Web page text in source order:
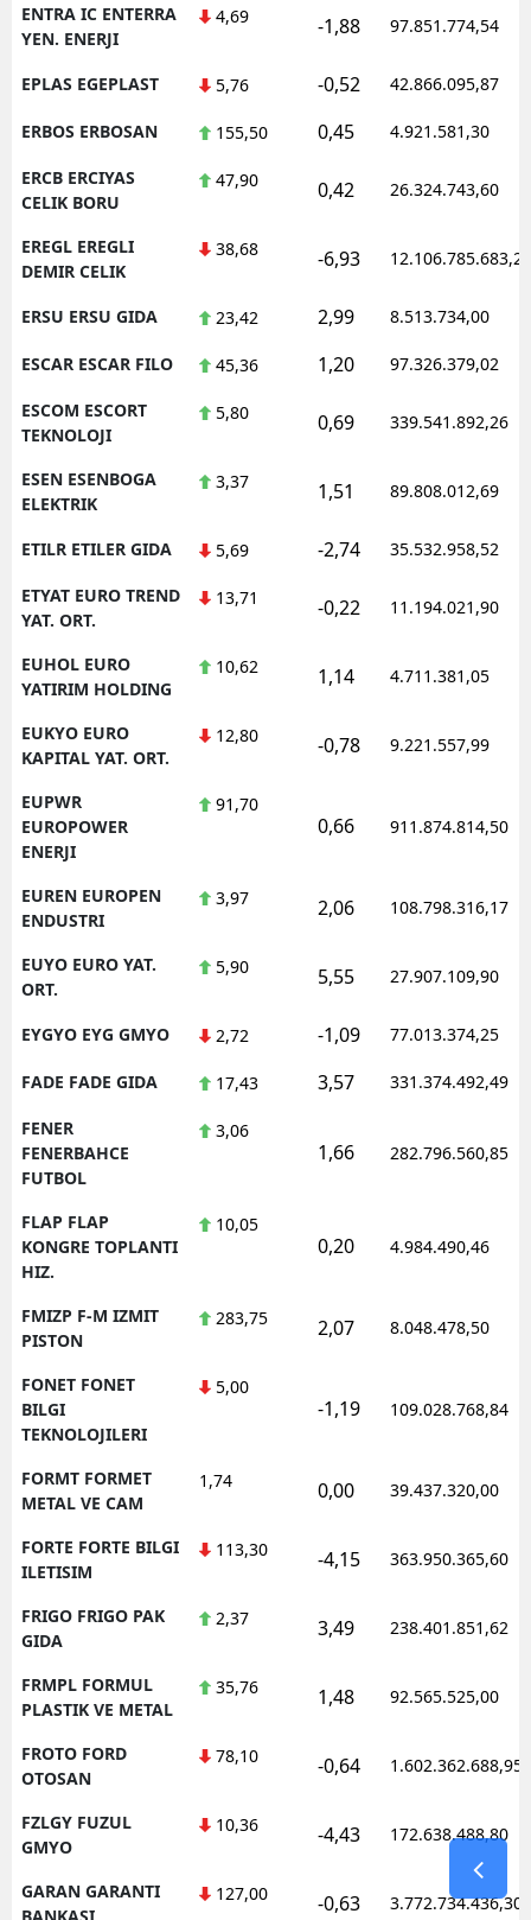
ENTRA IC ENTERRA
YEN. ENERJI
4,69 -1,88 97.851.774,54
EPLAS EGEPLAST 5,76 -0,52 42.866.095,87
ERBOS ERBOSAN 155,50 0,45 4.921.581,30
ERCB ERCIYAS
CELIK BORU
47,90 0,42 26.324.743,60
EREGL EREGLI
DEMIR CELIK
38,68 -6,93 12.106.785.683,20
ERSU ERSU GIDA 23,42 2,99 8.513.734,00
ESCAR ESCAR FILO 45,36 1,20 97.326.379,02
ESCOM ESCORT
TEKNOLOJI
5,80 0,69 339.541.892,26
ESEN ESENBOGA
ELEKTRIK
3,37 1,51 89.808.012,69
ETILR ETILER GIDA 5,69 -2,74 35.532.958,52
ETYAT EURO TREND
YAT. ORT.
13,71 -0,22 11.194.021,90
EUHOL EURO
YATIRIM HOLDING
10,62 1,14 4.711.381,05
EUKYO EURO
KAPITAL YAT. ORT.
12,80 -0,78 9.221.557,99
EUPWR
EUROPOWER
ENERJI
91,70
0,66 911.874.814,50
EUREN EUROPEN
ENDUSTRI
3,97 2,06 108.798.316,17
EUYO EURO YAT.
ORT.
5,90 5,55 27.907.109,90
EYGYO EYG GMYO 2,72 -1,09 77.013.374,25
FADE FADE GIDA 17,43 3,57 331.374.492,49
FENER
FENERBAHCE
FUTBOL
3,06
1,66 282.796.560,85
FLAP FLAP
KONGRE TOPLANTI
HIZ.
10,05
0,20 4.984.490,46
FMIZP F-M IZMIT
PISTON
283,75 2,07 8.048.478,50
FONET FONET
BILGI
TEKNOLOJILERI
5,00
-1,19 109.028.768,84
FORMT FORMET
METAL VE CAM
1,74 0,00 39.437.320,00
FORTE FORTE BILGI
ILETISIM
113,30 -4,15 363.950.365,60
FRIGO FRIGO PAK
GIDA
2,37 3,49 238.401.851,62
FRMPL FORMUL
PLASTIK VE METAL
35,76 1,48 92.565.525,00
FROTO FORD
OTOSAN
78,10 -0,64 1.602.362.688,95
FZLGY FUZUL
GMYO
10,36 -4,43 172.638.488,80
GARAN GARANTI
BANKASI
127,00 -0,63 3.772.734.436,30